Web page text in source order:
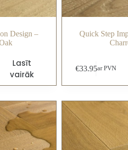
Design –
Lasīt
vairāk
Quick Step
€33.95ar PVN